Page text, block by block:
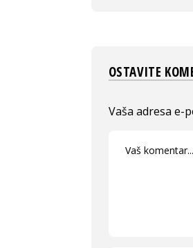
OSTAVITE
Vaša adresa e-